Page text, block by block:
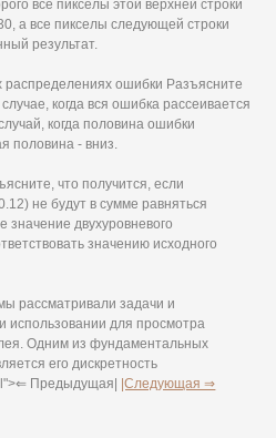
все пикселы этой верхней строки
а все пикселы следующей строки
результат.
распределениях ошибки Разъясните
когда вся ошибка рассеивается
когда половина ошибки
половина - вниз.
что получится, если
не будут в сумме равняться
значение двухуровневого
значению исходного
рассматривали задачи и
использовании для просмотра
Одним из фундаментальных
его дискретность
Предыдущая|
|Следующая ⇒